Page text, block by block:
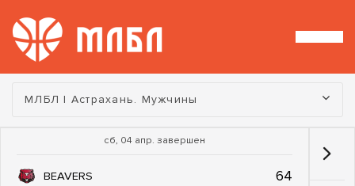
Турнир:
МЛБЛ | Астрахань. Мужчины
сб, 04 апр. завершен
BEAVERS 64